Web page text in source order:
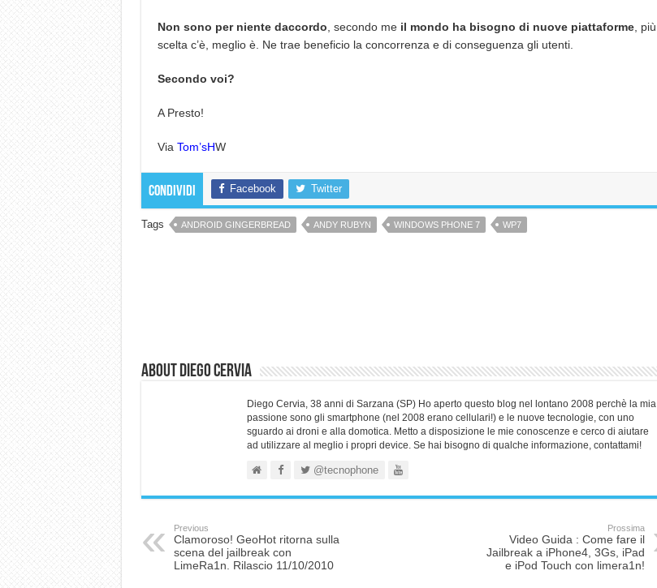
Non sono per niente daccordo , secondo me il mondo ha bisogno di nuove piattaforme, più
scelta c’è, meglio è. Ne trae beneficio la concorrenza e di conseguenza gli utenti.
Secondo voi?
A Presto!
Via Tom’sHW
Condividi Facebook Twitter
Tags ANDROID GINGERBREAD ANDY RUBYN WINDOWS PHONE 7 WP7
About Diego Cervia
Diego Cervia, 38 anni di Sarzana (SP) Ho aperto questo blog nel lontano 2008 perchè la mia
passione sono gli smartphone (nel 2008 erano cellulari!) e le nuove tecnologie, con uno
sguardo ai droni e alla domotica. Metto a disposizione le mie conoscenze e cerco di aiutare
ad utilizzare al meglio i propri device. Se hai bisogno di qualche informazione, contattami!
@tecnophone
Previous
Clamoroso! GeoHot ritorna sulla
scena del jailbreak con
LimeRa1n. Rilascio 11/10/2010
Prossima
Video Guida : Come fare il
Jailbreak a iPhone4, 3Gs, iPad
e iPod Touch con limera1n!